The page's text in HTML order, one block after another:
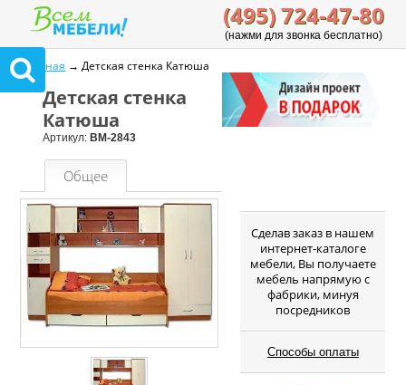
(495) 724-47-80
(нажми для звонка бесплатно)
Главная → Детская стенка Катюша
Детская стенка
Катюша
Артикул: ВМ-2843
Общее
Cделав заказ в нашем
интернет-каталоге
мебели, Вы получаете
мебель напрямую с
фабрики, минуя
посредников
Способы оплаты